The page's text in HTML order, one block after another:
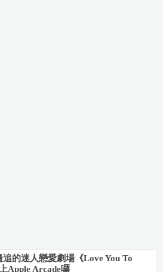
追的迷人戀愛劇場《Love You To
Apple Arcade囉